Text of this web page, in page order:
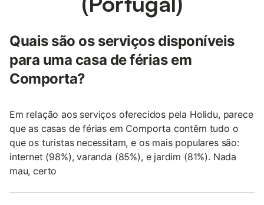
Quais são os serviços disponíveis
para uma casa de férias em
Comporta?
Em relação aos serviços oferecidos pela Holidu, parece
que as casas de férias em Comporta contêm tudo o
que os turistas necessitam, e os mais populares são:
internet (98%), varanda (85%), e jardim (81%). Nada
mau, certo